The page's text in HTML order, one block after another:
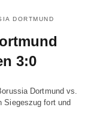
DORTMUND
3:0
Dortmund vs.
Siegeszug fort und